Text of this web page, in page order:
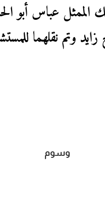
الممثل عباس أبو
وتم نقلهما
وسوم